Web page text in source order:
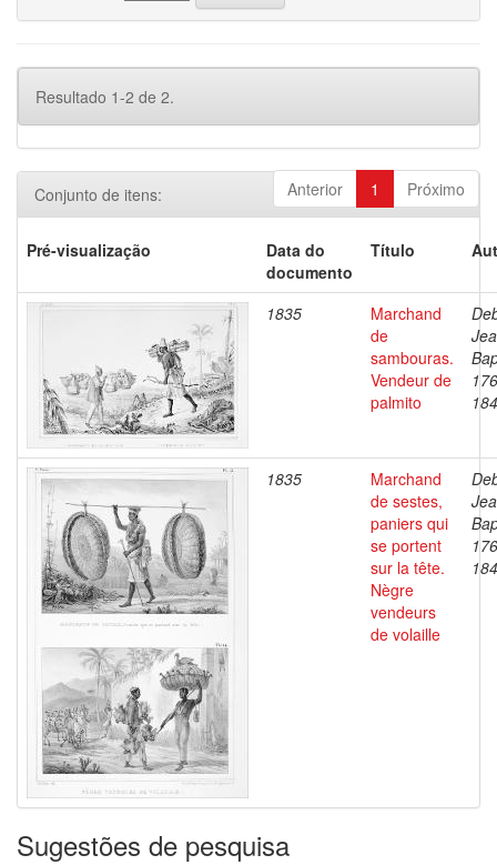
Resultado 1-2 de 2.
Anterior 1 Próximo
Conjunto de itens:
Pré-visualização
Data do
documento
Título
1835
Marchand
de
sambouras.
Vendeur de
palmito
1835
Marchand
de sestes,
paniers qui
se portent
sur la tête.
Nègre
vendeurs
de volaille
Sugestões de pesquisa